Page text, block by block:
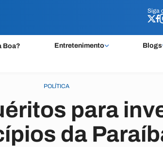
Siga
Boa? Entretenimento Blogs
Siga
POLÍTICA
para
da